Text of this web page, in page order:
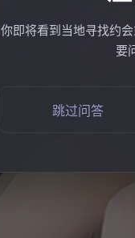
你即将看到当地寻找约
要
跳过问答